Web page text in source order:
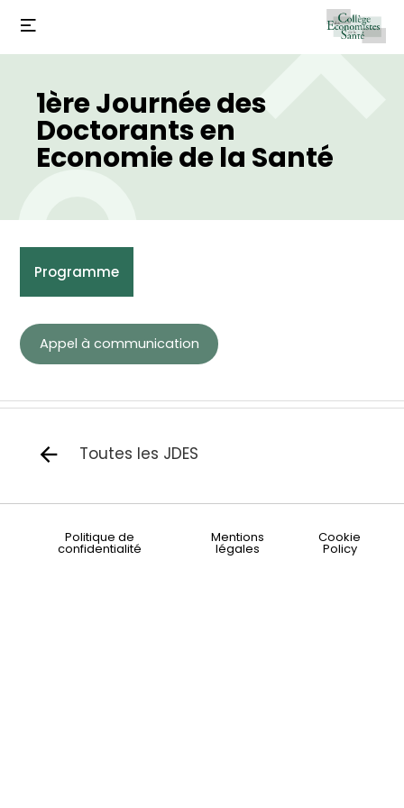
1ère Journée des
Doctorants en
Economie de la Santé
Programme
Appel à communication
Toutes les JDES
Politique de
confidentialité
Mentions
légales
Cookie
Policy